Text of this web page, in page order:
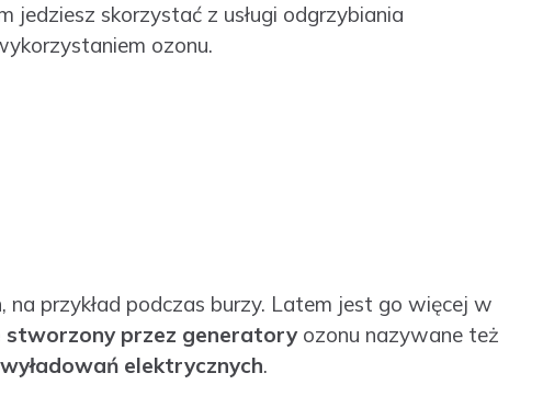
jedziesz skorzystać z usługi odgrzybiania
ozonu.
, na przykład podczas burzy. Latem jest go więcej w
stworzony przez generatoryozonu nazywane też
elektrycznych.